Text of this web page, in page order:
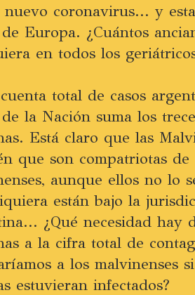
coronavirus... y
Europa. ¿Cuántos
en todos los
total de casos
la Nación suma los
Está claro que las
que son compatriotas
aunque ellos no lo
están bajo la
¿Qué necesidad hay
a la cifra total de
a los malvinenses
estuvieran infectados?